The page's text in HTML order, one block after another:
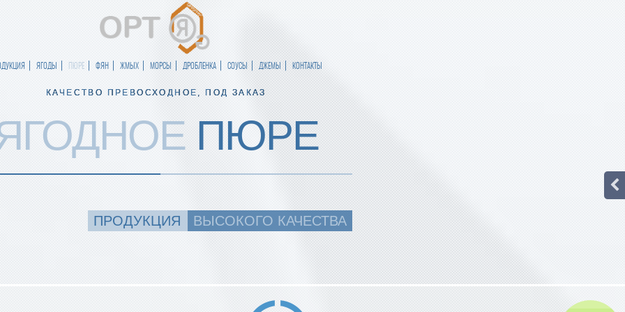
ЯГОДЫ ПЮРЕ ФЯН ЖМЫХ МОРСЫ ДРОБЛЕНКА СОУСЫ ДЖЕМЫ КОНТАКТЫ
КАЧЕСТВО ПРЕВОСХОДНОЕ, ПОД ЗАКАЗ
ПЮРЕ
ПРОДУКЦИЯ ВЫСОКОГО КАЧЕСТВА